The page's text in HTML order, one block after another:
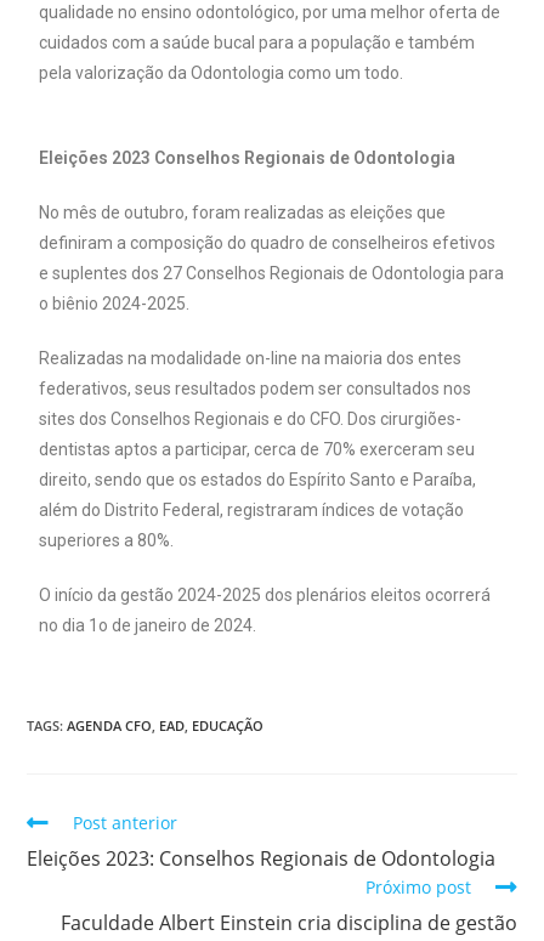
qualidade no ensino odontológico, por uma melhor oferta de
cuidados com a saúde bucal para a população e também
pela valorização da Odontologia como um todo.
Eleições 2023 Conselhos Regionais de Odontologia
No mês de outubro, foram realizadas as eleições que
definiram a composição do quadro de conselheiros efetivos
e suplentes dos 27 Conselhos Regionais de Odontologia para
o biênio 2024-2025.
Realizadas na modalidade on-line na maioria dos entes
federativos, seus resultados podem ser consultados nos
sites dos Conselhos Regionais e do CFO. Dos cirurgiões-
dentistas aptos a participar, cerca de 70% exerceram seu
direito, sendo que os estados do Espírito Santo e Paraíba,
além do Distrito Federal, registraram índices de votação
superiores a 80%.
O início da gestão 2024-2025 dos plenários eleitos ocorrerá
no dia 1o de janeiro de 2024.
TAGS:AGENDA CFO EAD EDUCAÇÃO
Post anterior
Eleições 2023: Conselhos Regionais de Odontologia
Próximo post
Faculdade Albert Einstein cria disciplina de gestão